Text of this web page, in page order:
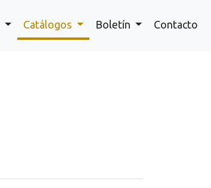
Catálogos Boletín Contacto